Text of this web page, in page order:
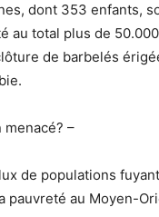
dont 353 enfants,
au total plus de
de barbelés
menacé? –
de populations
pauvreté au Moyen-